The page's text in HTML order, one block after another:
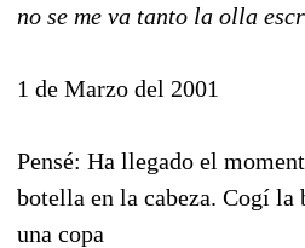
no se me va tanto la olla
1 de Marzo del 2001
Pensé: Ha llegado el
botella en la cabeza. Cogí
una copa